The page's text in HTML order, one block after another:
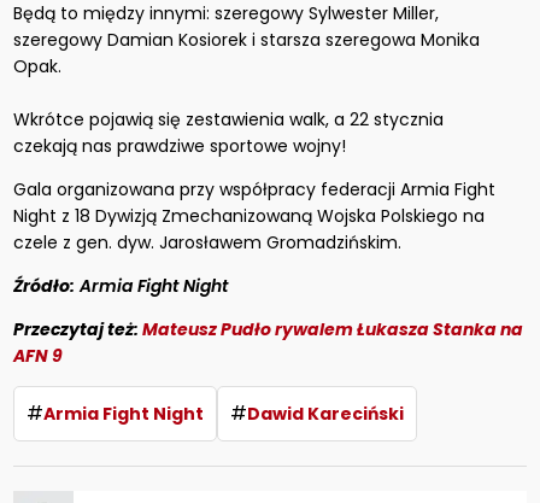
Będą to między innymi: szeregowy Sylwester Miller,
szeregowy Damian Kosiorek i starsza szeregowa Monika
Opak.
Wkrótce pojawią się zestawienia walk, a 22 stycznia
czekają nas prawdziwe sportowe wojny!
Gala organizowana przy współpracy federacji Armia Fight
Night z 18 Dywizją Zmechanizowaną Wojska Polskiego na
czele z gen. dyw. Jarosławem Gromadzińskim.
Źródło: Armia Fight Night
Przeczytaj też:Mateusz Pudło rywalem Łukasza Stanka na
AFN 9
#Armia Fight Night #Dawid Kareciński